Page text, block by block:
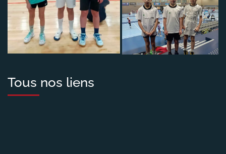
Tous nos liens